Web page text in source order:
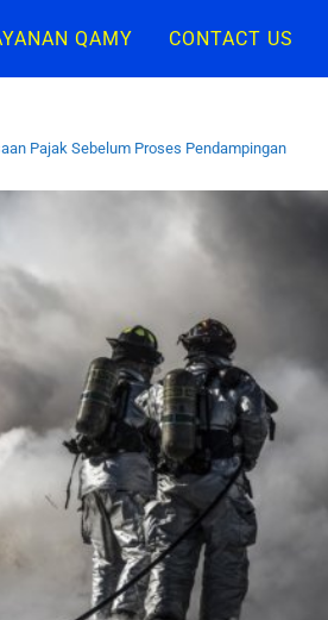
QAMY CONTACT US
Pajak Sebelum Proses Pendampingan